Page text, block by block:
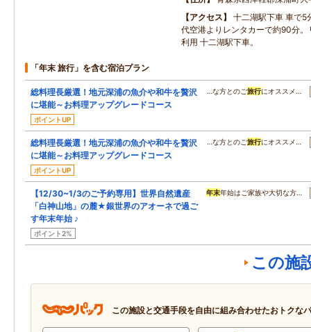
アクセス
十二湖駅下車 車で5
代空港よりレンタカーで約90分。
利用 十二湖駅下車。
「年末 旅行」を含む宿泊プラン
総料理長厳選！地元深浦の魚介や和牛を贅沢
に堪能～お料理アップグレードコース
ポイントUP
…な方とのご旅行にオススメ…
総料理長厳選！地元深浦の魚介や和牛を贅沢
に堪能～お料理アップグレードコース
ポイントUP
…な方とのご旅行にオススメ…
【12/30~1/3のご予約専用】世界自然遺産
「白神山地」の麓★銀世界のアオーネで過ご
す年末年始 ♪
ポイント2%
年末年始はご家族や大切な方…
この施
この施設と交通手段を自由に組み合わせたおトクな